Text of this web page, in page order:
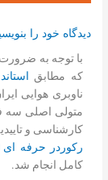
درخواست دمو
دیدگاه‌ خود را
با توجه به
که مطابق
ناوبری هوایی
متولی اصلی سه
کارشناسی و
رکوردر حرفه ای HCLS3000
کامل انجام شد.